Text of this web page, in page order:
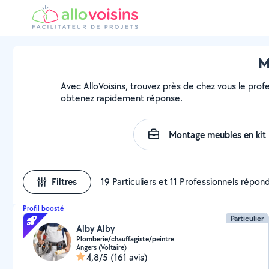
Avec AlloVoisins, trouvez près de chez vous le
obtenez rapidement réponse.
Filtres 19 Particuliers et 11 Professionnels
Profil boosté
Particulier
Alby Alby
Plomberie/chauffagiste/peintre
Angers (Voltaire)
4,8/5 (161 avis)